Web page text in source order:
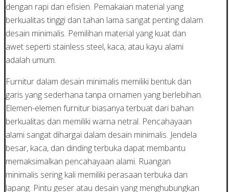
dengan rapi dan efisien. Pemakaian material yang
berkualitas tinggi dan tahan lama sangat penting dalam
desain minimalis. Pemilihan material yang kuat dan
awet seperti stainless steel, kaca, atau kayu alami
adalah umum.
Furnitur dalam desain minimalis memiliki bentuk dan
garis yang sederhana tanpa ornamen yang berlebihan.
Elemen-elemen furnitur biasanya terbuat dari bahan
berkualitas dan memiliki warna netral. Pencahayaan
alami sangat dihargai dalam desain minimalis. Jendela
besar, kaca, dan dinding terbuka dapat membantu
memaksimalkan pencahayaan alami. Ruangan
minimalis sering kali memiliki perasaan terbuka dan
lapang. Pintu geser atau desain yang menghubungkan